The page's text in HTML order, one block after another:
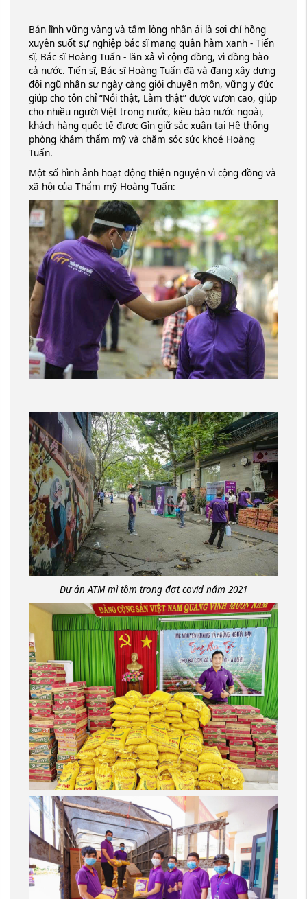
Bản lĩnh vững vàng và tấm lòng nhân ái là sợi chỉ hồng
xuyên suốt sự nghiệp bác sĩ mang quân hàm xanh - Tiến
sĩ, Bác sĩ Hoàng Tuấn - lăn xả vì cộng đồng, vì đồng bào
cả nước. Tiến sĩ, Bác sĩ Hoàng Tuấn đã và đang xây dựng
đội ngũ nhân sự ngày càng giỏi chuyên môn, vững y đức
giúp cho tôn chỉ “Nói thật, Làm thật” được vươn cao, giúp
cho nhiều người Việt trong nước, kiều bào nước ngoài,
khách hàng quốc tế được Gìn giữ sắc xuân tại Hệ thống
phòng khám thẩm mỹ và chăm sóc sức khoẻ Hoàng
Tuấn.
Một số hình ảnh hoạt động thiện nguyện vì cộng đồng và
xã hội của Thẩm mỹ Hoàng Tuấn:
Dự án ATM mì tôm trong đợt covid năm 2021